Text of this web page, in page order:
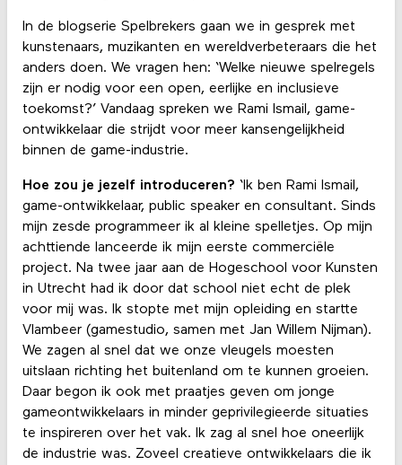
In de blogserie Spelbrekers gaan we in gesprek met
kunstenaars, muzikanten en wereldverbeteraars die het
anders doen. We vragen hen: ‘Welke nieuwe spelregels
zijn er nodig voor een open, eerlijke en inclusieve
toekomst?’ Vandaag spreken we Rami Ismail, game-
ontwikkelaar die strijdt voor meer kansengelijkheid
binnen de game-industrie.
Hoe zou je jezelf introduceren? ‘Ik ben Rami Ismail,
game-ontwikkelaar, public speaker en consultant. Sinds
mijn zesde programmeer ik al kleine spelletjes. Op mijn
achttiende lanceerde ik mijn eerste commerciële
project. Na twee jaar aan de Hogeschool voor Kunsten
in Utrecht had ik door dat school niet echt de plek
voor mij was. Ik stopte met mijn opleiding en startte
Vlambeer (gamestudio, samen met Jan Willem Nijman).
We zagen al snel dat we onze vleugels moesten
uitslaan richting het buitenland om te kunnen groeien.
Daar begon ik ook met praatjes geven om jonge
gameontwikkelaars in minder geprivilegieerde situaties
te inspireren over het vak. Ik zag al snel hoe oneerlijk
de industrie was. Zoveel creatieve ontwikkelaars die ik